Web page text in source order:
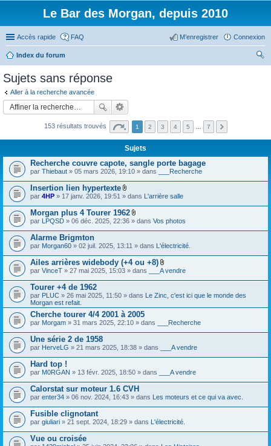
Le Bar des Morgan, depuis 2010
Accès rapide FAQ Connexion
M’enregistrer
Index du forum
Sujets sans réponse
Aller à la recherche avancée
153 résultats trouvés 1 2 3 4 5 7
Sujets
Recherche couvre capote, sangle porte bagage
par Thiebaut » 05 mars 2026, 19:10 » dans ___Recherche
Insertion lien hypertexte
F
c
h
i
e
(
)
o
i
s
)
par 4HP » 17 janv. 2026, 19:51 » dans L'arrière salle
Morgan plus 4 Tourer 1962
F
c
i
e
r
(
o
i
n
t
s
par LPQSD » 06 déc. 2025, 22:36 » dans Vos photos
Alarme Brigmton
par Morgan60 » 02 juil. 2025, 13:11 » dans L'électricité.
Ailes arrières widebody (+4 ou +8)
F
c
i
s
)
i
(
s
par VinceT » 27 mai 2025, 15:03 » dans ___A vendre
Tourer +4 de 1962
par PLUC » 26 mai 2025, 11:50 » dans Le Zinc, c'est ici que le monde des
Morgan est refait.
Cherche tourer 4/4 2001 à 2005
par Morgam » 31 mars 2025, 22:10 » dans ___Recherche
Une série 2 de 1958
par HerveLG » 21 mars 2025, 18:38 » dans ___A vendre
Hard top !
par M0RGAN » 13 févr. 2025, 18:50 » dans ___A vendre
Calorstat sur moteur 1.6 CVH
par enter34 » 06 nov. 2024, 16:43 » dans Les moteurs et ce qui va avec.
Fusible clignotant
par giuliari » 21 sept. 2024, 18:29 » dans L'électricité.
Vue ou croisée